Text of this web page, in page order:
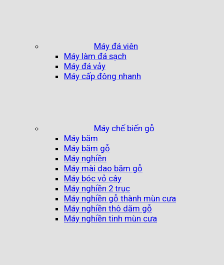
Máy đá viên
Máy làm đá sạch
Máy đá vảy
Máy cấp đông nhanh
Máy chế biến gỗ
Máy băm
Máy băm gỗ
Máy nghiền
Máy mài dao băm gỗ
Máy bóc vỏ cây
Máy nghiền 2 trục
Máy nghiền gỗ thành mùn cưa
Máy nghiền thô dăm gỗ
Máy nghiền tinh mùn cưa